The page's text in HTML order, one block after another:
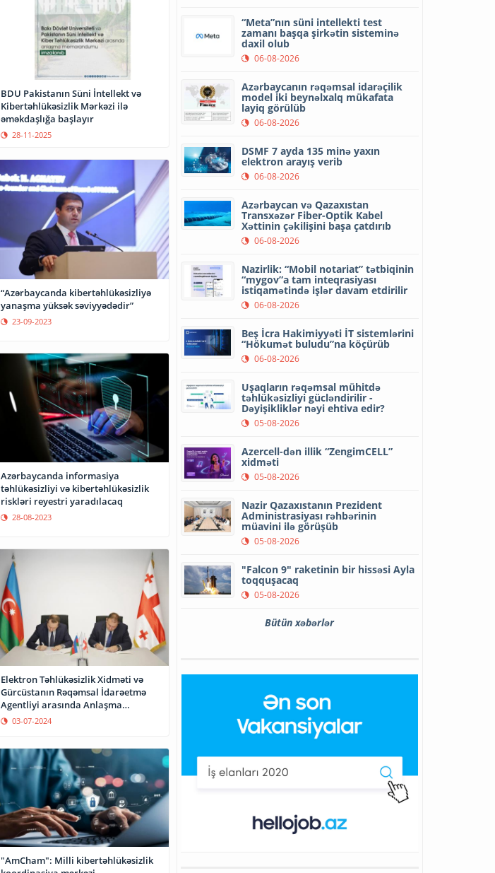
BDU Pakistanın Süni İntellekt və
Kibertəhlükəsizlik Mərkəzi ilə
əməkdaşlığa başlayır
28-11-2025
“Azərbaycanda kibertəhlükəsizliyə
yanaşma yüksək səviyyədədir”
23-09-2023
Azərbaycanda informasiya
təhlükəsizliyi və kibertəhlükəsizlik
riskləri reyestri yaradılacaq
28-08-2023
Elektron Təhlükəsizlik Xidməti və
Gürcüstanın Rəqəmsal İdarəetmə
Agentliyi arasında Anlaşma
Memorandumu imzalanıb
03-07-2024
"AmCham": Milli kibertəhlükəsizlik
“Meta”nın süni intellekti test
zamanı başqa şirkətin sisteminə
daxil olub
06-08-2026
Azərbaycanın rəqəmsal idarəçilik
model iki beynəlxalq mükafata
layiq görülüb
06-08-2026
DSMF 7 ayda 135 minə yaxın
elektron arayış verib
06-08-2026
Azərbaycan və Qazaxıstan
Transxəzər Fiber-Optik Kabel
Xəttinin çəkilişini başa çatdırıb
06-08-2026
Nazirlik: “Mobil notariat” tətbiqinin
“mygov”a tam inteqrasiyası
istiqamətində işlər davam etdirilir
06-08-2026
Beş İcra Hakimiyyəti İT sistemlərini
“Hökumət buludu”na köçürüb
06-08-2026
Uşaqların rəqəmsal mühitdə
təhlükəsizliyi gücləndirilir -
Dəyişikliklər nəyi ehtiva edir?
05-08-2026
Azercell-dən illik “ZengimCELL”
xidməti
05-08-2026
Nazir Qazaxıstanın Prezident
Administrasiyası rəhbərinin
müavini ilə görüşüb
05-08-2026
"Falcon 9" raketinin bir hissəsi Ayla
toqquşacaq
05-08-2026
Bütün xəbərlər